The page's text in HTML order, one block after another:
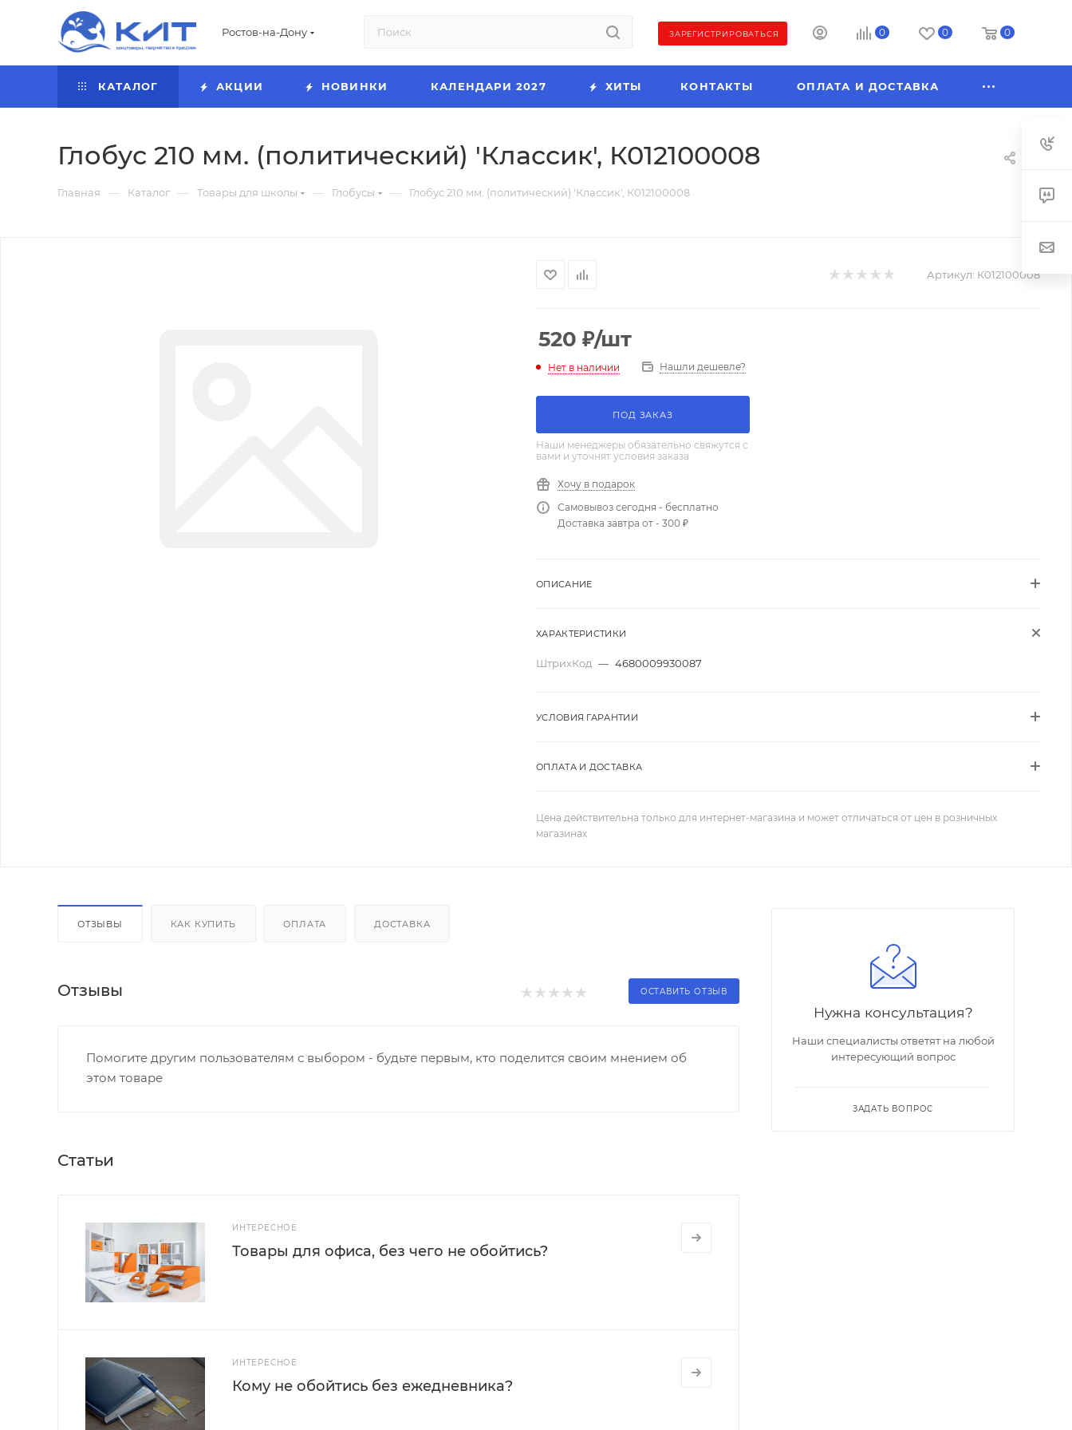
Ростов-на-Дону ЗАРЕГИСТРИРОВАТЬСЯ 0 0 0
КАТАЛОГ АКЦИИ НОВИНКИ КАЛЕНДАРИ 2027 ХИТЫ КОНТАКТЫ ОПЛАТА И ДОСТАВКА
Глобус 210 мм. (политический) 'Классик', К012100008
Главная — Каталог — Товары для школы — Глобусы — Глобус 210 мм. (политический) 'Классик', К012100008
Артикул: К012100008
520 ₽/шт
Нет в наличии Нашли дешевле?
ПОД ЗАКАЗ
Наши менеджеры обязательно свяжутся с
вами и уточнят условия заказа
Хочу в подарок
Самовывоз сегодня - бесплатно
Доставка завтра от - 300 ₽
ОПИСАНИЕ
ХАРАКТЕРИСТИКИ
ШтрихКод — 4680009930087
УСЛОВИЯ ГАРАНТИИ
ОПЛАТА И ДОСТАВКА
Цена действительна только для интернет-магазина и может отличаться от цен в розничных
магазинах
ОТЗЫВЫ КАК КУПИТЬ ОПЛАТА ДОСТАВКА
Отзывы ОСТАВИТЬ ОТЗЫВ
Помогите другим пользователям с выбором - будьте первым, кто поделится своим мнением об
этом товаре
Статьи
ИНТЕРЕСНОЕ
Товары для офиса, без чего не обойтись?
ИНТЕРЕСНОЕ
Кому не обойтись без ежедневника?
Нужна консультация?
Наши специалисты ответят на любой
интересующий вопрос
ЗАДАТЬ ВОПРОС